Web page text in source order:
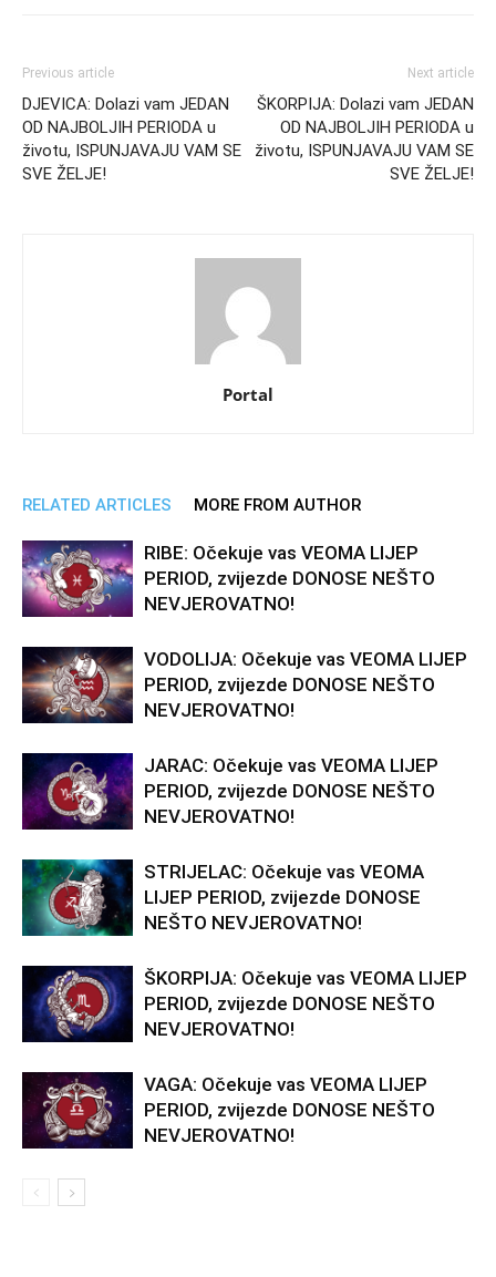
Previous article
DJEVICA: Dolazi vam JEDAN
OD NAJBOLJIH PERIODA u
životu, ISPUNJAVAJU VAM SE
SVE ŽELJE!
Next article
ŠKORPIJA: Dolazi vam JEDAN
OD NAJBOLJIH PERIODA u
životu, ISPUNJAVAJU VAM SE
SVE ŽELJE!
Portal
RELATED ARTICLES MORE FROM AUTHOR
RIBE: Očekuje vas VEOMA LIJEP
PERIOD, zvijezde DONOSE NEŠTO
NEVJEROVATNO!
VODOLIJA: Očekuje vas VEOMA LIJEP
PERIOD, zvijezde DONOSE NEŠTO
NEVJEROVATNO!
JARAC: Očekuje vas VEOMA LIJEP
PERIOD, zvijezde DONOSE NEŠTO
NEVJEROVATNO!
STRIJELAC: Očekuje vas VEOMA
LIJEP PERIOD, zvijezde DONOSE
NEŠTO NEVJEROVATNO!
ŠKORPIJA: Očekuje vas VEOMA LIJEP
PERIOD, zvijezde DONOSE NEŠTO
NEVJEROVATNO!
VAGA: Očekuje vas VEOMA LIJEP
PERIOD, zvijezde DONOSE NEŠTO
NEVJEROVATNO!